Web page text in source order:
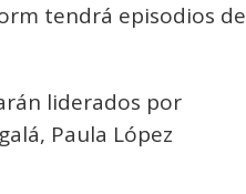
tendrá episodios de
liderados por
Paula López